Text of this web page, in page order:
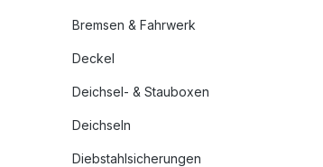
Bremsen & Fahrwerk
Deckel
Deichsel- & Stauboxen
Deichseln
Diebstahlsicherungen